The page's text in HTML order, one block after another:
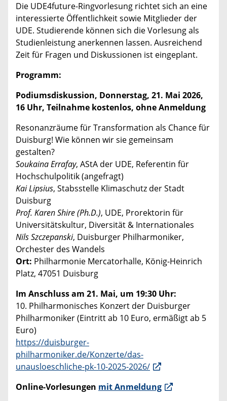
Die UDE4future-Ringvorlesung richtet sich an eine
interessierte Öffentlichkeit sowie Mitglieder der
UDE. Studierende können sich die Vorlesung als
Studienleistung anerkennen lassen. Ausreichend
Zeit für Fragen und Diskussionen ist eingeplant.
Programm:
Podiumsdiskussion, Donnerstag, 21. Mai 2026,
16 Uhr, Teilnahme kostenlos, ohne Anmeldung
Resonanzräume für Transformation als Chance für
Duisburg! Wie können wir sie gemeinsam
gestalten?
Soukaina Errafay, AStA der UDE, Referentin für
Hochschulpolitik (angefragt)
Kai Lipsius, Stabsstelle Klimaschutz der Stadt
Duisburg
Prof. Karen Shire (Ph.D.), UDE, Prorektorin für
Universitätskultur, Diversität & Internationales
Nils Szczepanski, Duisburger Philharmoniker,
Orchester des Wandels
Ort: Philharmonie Mercatorhalle, König-Heinrich
Platz, 47051 Duisburg
Im Anschluss am 21. Mai, um 19:30 Uhr:
10. Philharmonisches Konzert der Duisburger
Philharmoniker (Eintritt ab 10 Euro, ermäßigt ab 5
Euro)
https://duisburger-
philharmoniker.de/Konzerte/das-
unausloeschliche-pk-10-2025-2026/
Online-Vorlesungen mit Anmeldung